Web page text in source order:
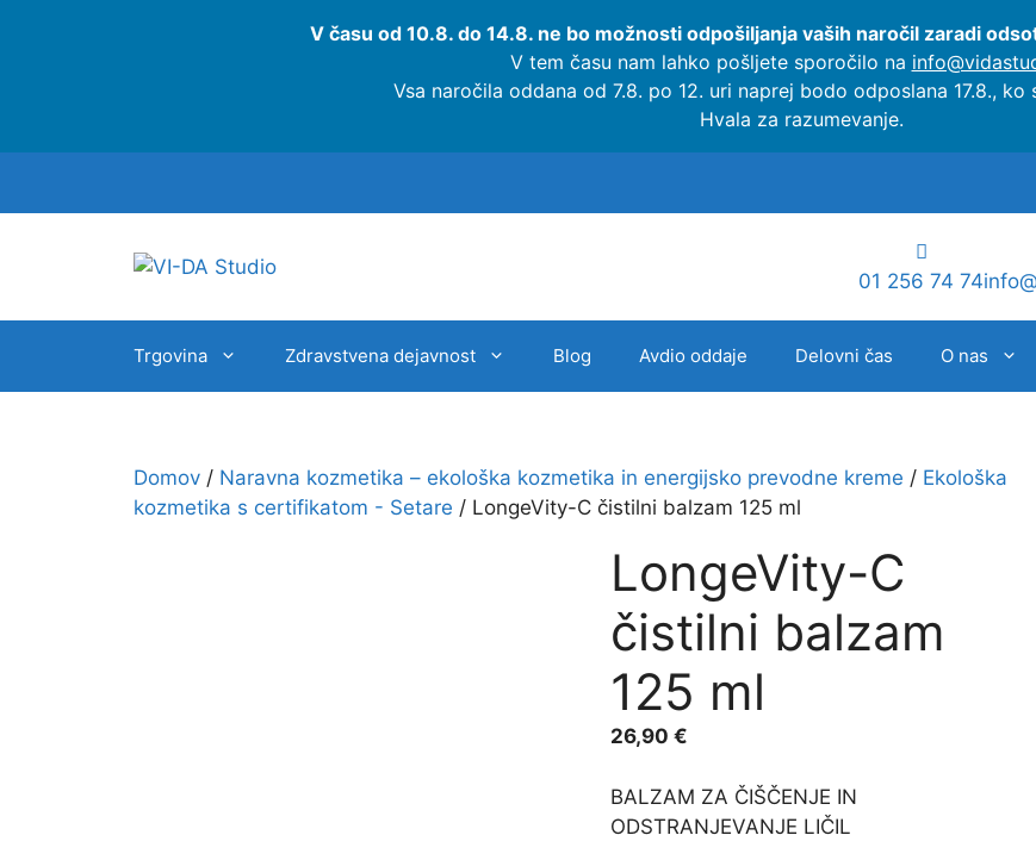
V času od 10.8. do 14.8. ne bo možnosti odpošiljanja vaših naročil zaradi
V tem času nam lahko pošljete sporočilo na
Vsa naročila oddana od 7.8. po 12. uri naprej bodo odposlana 17.8.,
Hvala za razumevanje.
01 256 74 74
Trgovina Zdravstvena dejavnost Blog Avdio oddaje Delovni čas O nas
Domov / Naravna kozmetika – ekološka kozmetika in energijsko prevodne kreme / Ekološka
kozmetika s certifikatom - Setare / LongeVity-C čistilni balzam 125 ml
LongeVity-C
čistilni balzam
125 ml
26,90 €
BALZAM ZA ČIŠČENJE IN
ODSTRANJEVANJE LIČIL